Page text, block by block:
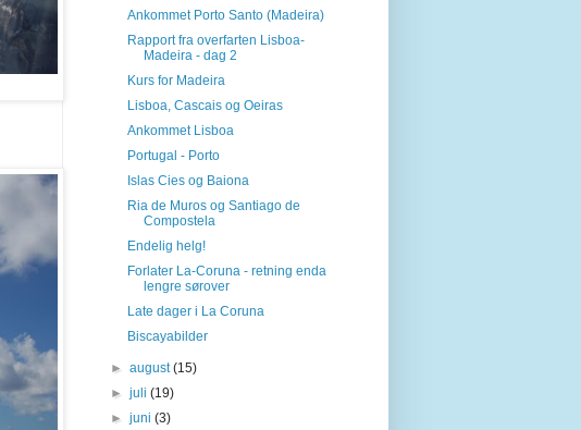
Ankommet Porto Santo (Madeira)
Rapport fra overfarten Lisboa-
Madeira - dag 2
Kurs for Madeira
Lisboa, Cascais og Oeiras
Ankommet Lisboa
Portugal - Porto
Islas Cies og Baiona
Ria de Muros og Santiago de
Compostela
Endelig helg!
Forlater La-Coruna - retning enda
lengre sørover
Late dager i La Coruna
Biscayabilder
►august(15)
►juli(19)
►juni(3)